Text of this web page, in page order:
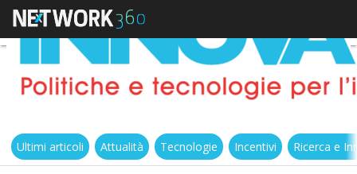
Ultimi articoli Attualità Tecnologie Incentivi Ricerca e